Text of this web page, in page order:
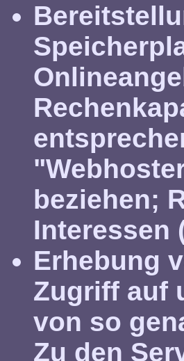
beziehen;
Interessen
Erhebung
Zugriff auf
von so
Zu den